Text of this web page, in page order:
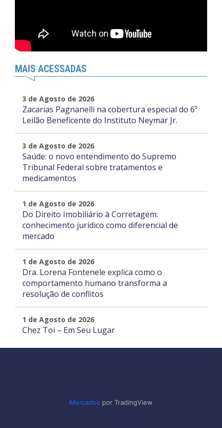
MAIS ACESSADAS
3 de Agosto de 2026
Zacarias Pagnanelli na cobertura especial do 6º
Leilão Beneficente do Instituto Neymar Jr.
3 de Agosto de 2026
Saúde: o novo entendimento do Supremo
Tribunal Federal sobre tratamentos e
medicamentos
1 de Agosto de 2026
Do Direito Imobiliário à Corretagem:
conhecimento jurídico como diferencial de
mercado
1 de Agosto de 2026
Dra. Lorena Fontenele explica como o
comportamento humano transforma a
resolução de conflitos
1 de Agosto de 2026
Chez Toi – Em Seu Lugar
Mercados por TradingView